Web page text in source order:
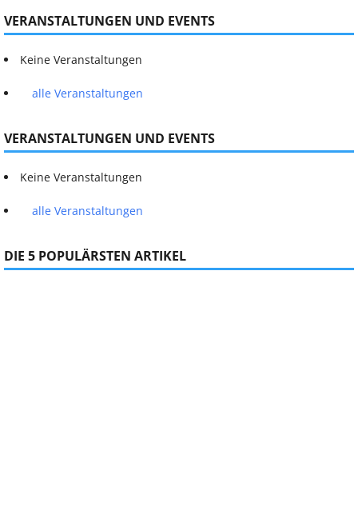
VERANSTALTUNGEN UND EVENTS
Keine Veranstaltungen
alle Veranstaltungen
VERANSTALTUNGEN UND EVENTS
Keine Veranstaltungen
alle Veranstaltungen
DIE 5 POPULÄRSTEN ARTIKEL